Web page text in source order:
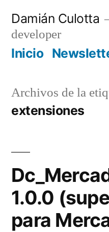
contenido
Damián Culotta
developer
Inicio
Archivos de la
extensiones
1.0.0
para